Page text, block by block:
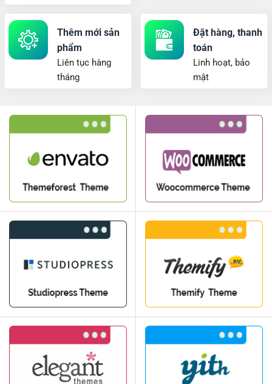
Thêm mới sản
phẩm
Liên tục hàng
tháng
Đặt hàng, thanh
toán
Linh hoạt, bảo
mật